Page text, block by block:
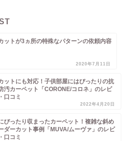
ットが3ヵ所の特殊なパターンの依頼内容
2020年7月11日
ットにも対応！子供部屋にはぴったりの抗
汚カーペット「CORONE/コロネ」のレビ
口コミ
2022年4月20日
ぴったり収まったカーペット！複雑な斜め
ダーカット事例「MUVA/ムーヴァ」のレビ
口コミ